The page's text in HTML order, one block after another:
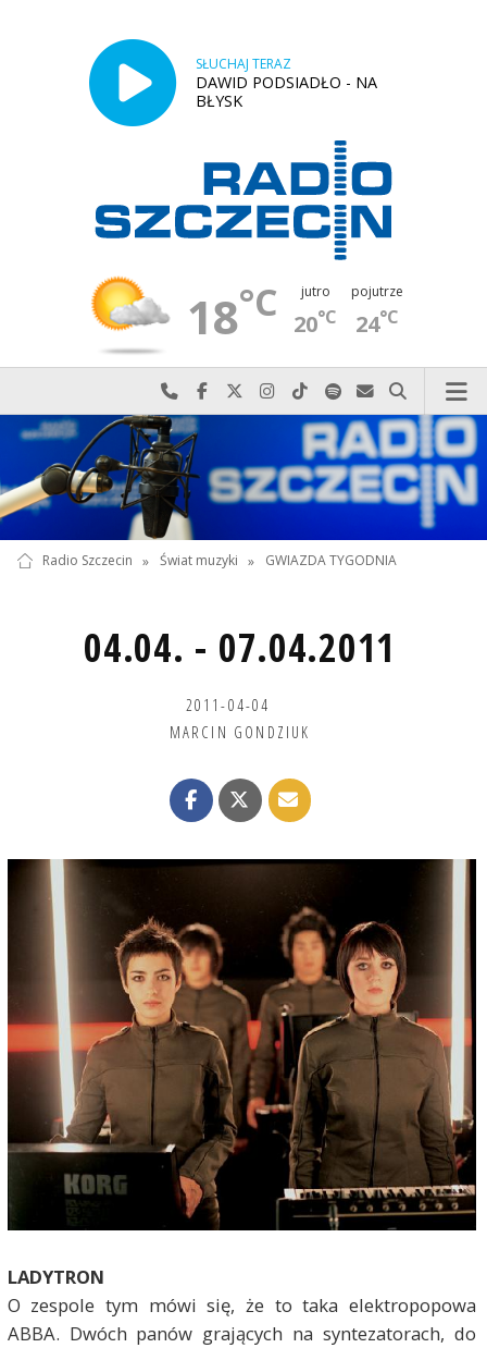
SŁUCHAJ TERAZ
DAWID PODSIADŁO - NA
BŁYSK
18°C jutro
20°C
pojutrze
24°C
Najlepiej po prostu do nas zadzwoń
Odwiedź nas na Facebook-u
Odwiedź nas na X
Odwiedź nas na Instagram-ie
Odwiedź nas na TikTok-u
Szukaj nas na Spotify
Wyślij do nas
Szukaj
Radio Szczecin » Świat muzyki » GWIAZDA TYGODNIA
04.04. - 07.04.2011
2011-04-04
MARCIN GONDZIUK
LADYTRON
O zespole tym mówi się, że to taka elektropopowa
ABBA. Dwóch panów grających na syntezatorach, do